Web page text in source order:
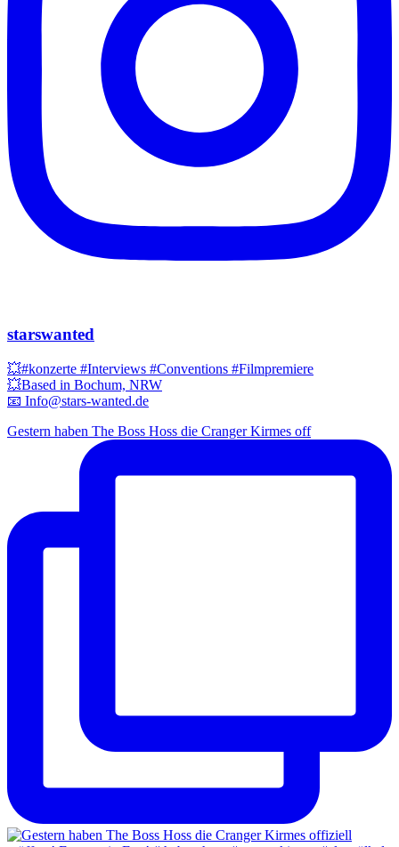
starswanted
💥#konzerte #Interviews #Conventions #Filmpremiere
💥Based in Bochum, NRW
📧 Info@stars-wanted.de
Gestern haben The Boss Hoss die Cranger Kirmes off